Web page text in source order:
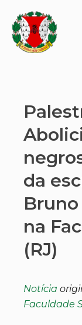
da
Bruno
na
(RJ)
Notícia
Faculdade